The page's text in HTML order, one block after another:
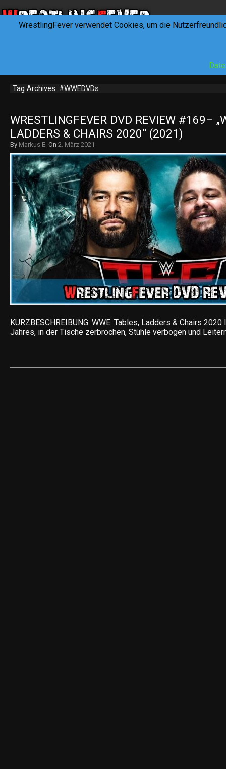
Tag Archives: #WWEDVDs
WRESTLINGFEVER DVD REVIEW #169–
LADDERS & CHAIRS 2020“ (2021)
By Markus E. On 2. März 2021
KURZBESCHREIBUNG: WWE: Tables, Ladders & Chairs
Jahres, in der Tische zerbrochen, Stühle verbogen und
WrestlingFever verwendet Cookies, um die